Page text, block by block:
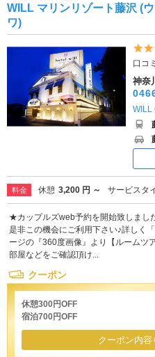
WILL マリンリゾート藤沢 (
ワ)
口コ
神奈
WILL
料金 休憩 3,200 円 ～ サービスタ
★カップルズweb予約を開始致しまし
是非この機会にご利用下さい♪詳しく
ージの『360度画像』より【ルームツ
部屋などをご確認頂け...
クーポン
休憩300円OFF
宿泊700円OFF
クーポン内容